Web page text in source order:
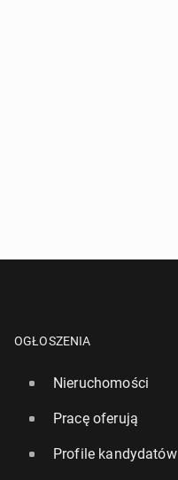
OGŁOSZENIA
Nieruchomości
Pracę oferują
Profile kandydatów